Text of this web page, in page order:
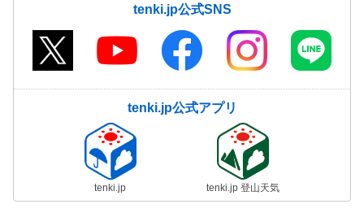
tenki.jp公式SNS
tenki.jp公式アプリ
tenki.jp tenki.jp 登山天気